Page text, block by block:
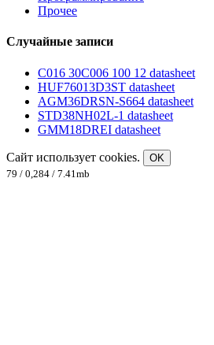
Прочее
Случайные записи
C016 30C006 100 12 datasheet
HUF76013D3ST datasheet
AGM36DRSN-S664 datasheet
STD38NH02L-1 datasheet
GMM18DREI datasheet
Сайт использует cookies.
OK
79 / 0,284 / 7.41mb